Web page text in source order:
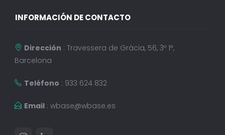
INFORMACIÓN DE CONTACTO
Dirección : Travessera de Gràcia, 56, 3º 1ª,
Barcelona
Teléfono : 933 624 832
Email: wbase@wbase.es